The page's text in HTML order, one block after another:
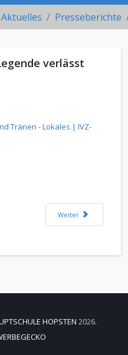
Aktuelles Presseberichte
verlässt
Tränen - Lokales | IVZ-
Wohlfühlort umgestalten
Nächster Beitrag:
Weiter
HOPSTEN 2026.